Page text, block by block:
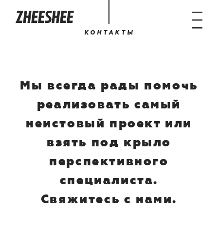
К О Н ТА К Т Ы
Мы всегда рады помочь
реализовать самый
неистовый проект или
взять под крыло
перспективного
специалиста.
Свяжитесь с нами.